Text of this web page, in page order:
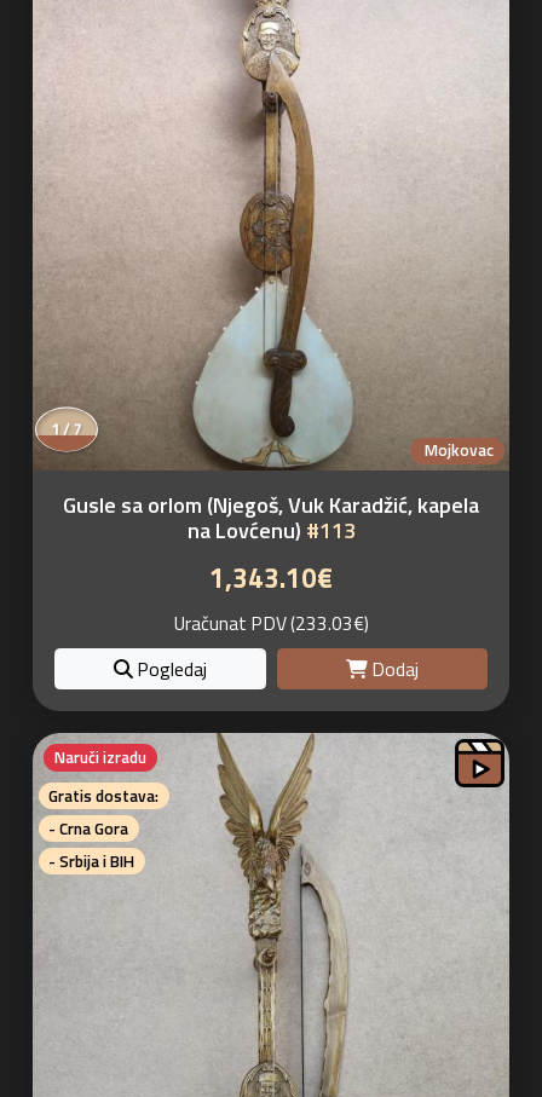
Mojkovac
1 / 7
Gusle sa orlom (Njegoš, Vuk Karadžić, kapela
na Lovćenu) #113
1,343.10€
Uračunat PDV (233.03€)
Pogledaj
Dodaj
Naruči izradu
Gratis dostava:
- Crna Gora
- Srbija i BIH